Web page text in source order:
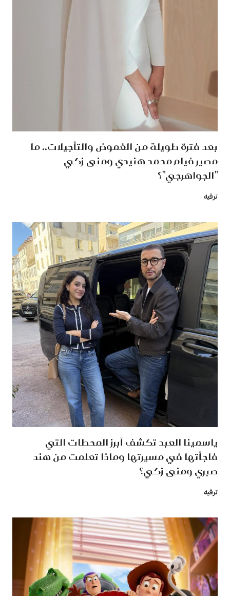
بعد فترة طويلة من الغموض والتأجيلات.. ما
مصير فيلم محمد هنيدي ومنى زكي
"الجواهرجي"؟
ترفيه
ياسمينا العبد تكشف أبرز المحطات التي
فاجأتها في مسيرتها وماذا تعلمت من هند
صبري ومنى زكي؟
ترفيه